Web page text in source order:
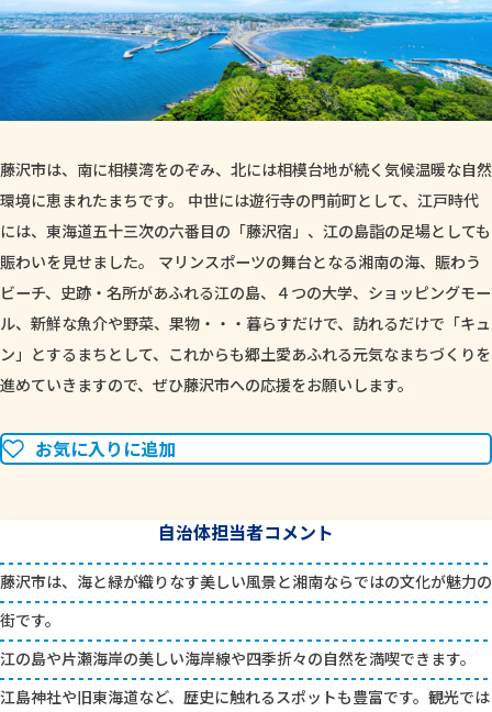
藤沢市は、南に相模湾をのぞみ、北には相模台地が続く気候温暖な自然
環境に恵まれたまちです。 中世には遊行寺の門前町として、江戸時代
には、東海道五十三次の六番目の「藤沢宿」、江の島詣の足場としても
賑わいを見せました。 マリンスポーツの舞台となる湘南の海、賑わう
ビーチ、史跡・名所があふれる江の島、４つの大学、ショッピングモー
ル、新鮮な魚介や野菜、果物・・・暮らすだけで、訪れるだけで「キュ
ン」とするまちとして、これからも郷土愛あふれる元気なまちづくりを
進めていきますので、ぜひ藤沢市への応援をお願いします。
お気に入りに追加
自治体担当者コメント
藤沢市は、海と緑が織りなす美しい風景と湘南ならではの文化が魅力の
街です。
江の島や片瀬海岸の美しい海岸線や四季折々の自然を満喫できます。
江島神社や旧東海道など、歴史に触れるスポットも豊富です。観光では